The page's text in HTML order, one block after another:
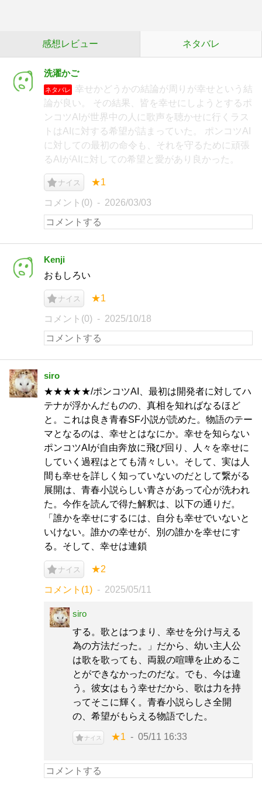
感想レビュー ネタバレ
洗濯かご
ネタバレ
幸せかどうかの結論が周りが幸せという結
論が良い。 その結果、皆を幸せにしようとするポ
ンコツAIが世界中の人に歌声を聴かせに行くラス
トはAIに対する希望が詰まっていた。 ポンコツAI
に対しての最初の命令も、それを守るために頑張
るAIがAIに対しての希望と愛があり良かった。
ナイス ★1
コメント(0) 2026/03/03
Kenji
おもしろい
ナイス ★1
コメント(0) 2025/10/18
siro
★★★★★/ポンコツAI、最初は開発者に対してハ
テナが浮かんだものの、真相を知ればなるほど
と。これは良き青春SF小説が読めた。物語のテー
マとなるのは、幸せとはなにか。幸せを知らない
ポンコツAIが自由奔放に飛び回り、人々を幸せに
していく過程はとても清々しい。そして、実は人
間も幸せを詳しく知っていないのだとして繋がる
展開は、青春小説らしい青さがあって心が洗われ
た。今作を読んで得た解釈は、以下の通りだ。
「誰かを幸せにするには、自分も幸せでいないと
いけない。誰かの幸せが、別の誰かを幸せにす
る。そして、幸せは連鎖
ナイス ★2
コメント(1) 2025/05/11
siro
する。歌とはつまり、幸せを分け与える
為の方法だった。」だから、幼い主人公
は歌を歌っても、両親の喧嘩を止めるこ
とができなかったのだな。でも、今は違
う。彼女はもう幸せだから、歌は力を持
ってそこに輝く。青春小説らしさ全開
の、希望がもらえる物語でした。
ナイス ★1 05/11 16:33